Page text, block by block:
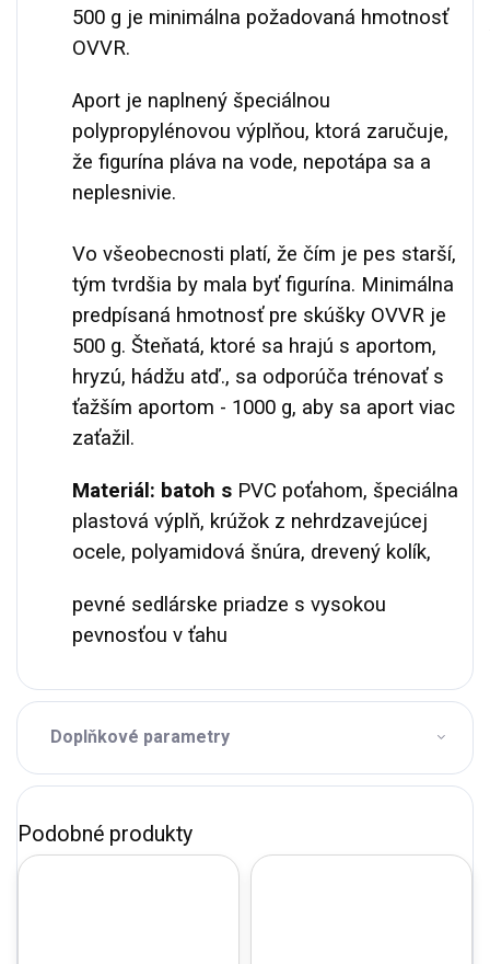
500 g je minimálna požadovaná hmotnosť
OVVR.
Aport je naplnený špeciálnou
polypropylénovou výplňou, ktorá zaručuje,
že figurína pláva na vode, nepotápa sa a
neplesnivie.
Vo všeobecnosti platí, že čím je pes starší,
tým tvrdšia by mala byť figurína. Minimálna
predpísaná hmotnosť pre skúšky OVVR je
500 g. Šteňatá, ktoré sa hrajú s aportom,
hryzú, hádžu atď., sa odporúča trénovať s
ťažším aportom - 1000 g, aby sa aport viac
zaťažil.
Materiál: batoh s PVC poťahom, špeciálna
plastová výplň, krúžok z nehrdzavejúcej
ocele, polyamidová šnúra, drevený kolík,
pevné sedlárske priadze s vysokou
pevnosťou v ťahu
Doplňkové parametry